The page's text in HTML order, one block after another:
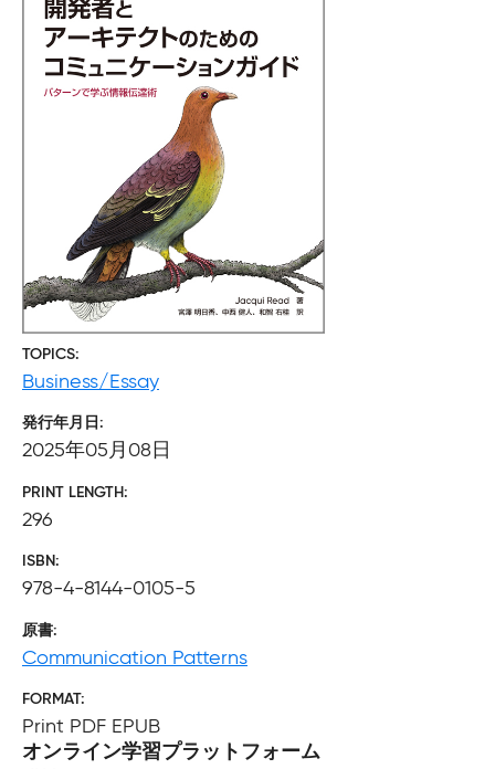
TOPICS
Business/Essay
発行年月日
2025年05月08日
PRINT LENGTH
296
ISBN
978-4-8144-0105-5
原書
Communication Patterns
FORMAT
Print PDF EPUB
オンライン学習プラットフォーム